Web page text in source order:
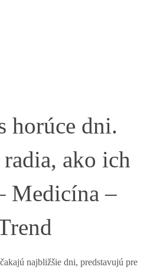
horúce dni.
ako ich
Medicína –
najbližšie dni, predstavujú pre